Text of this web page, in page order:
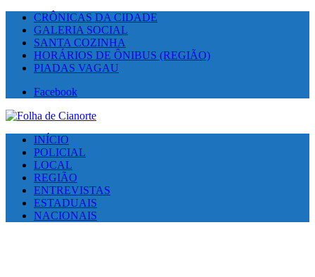
CRÔNICAS DA CIDADE
GALERIA SOCIAL
SANTA COZINHA
HORÁRIOS DE ÔNIBUS (REGIÃO)
PIADAS VAGAU
Facebook
INÍCIO
POLICIAL
LOCAL
REGIÃO
ENTREVISTAS
ESTADUAIS
NACIONAIS